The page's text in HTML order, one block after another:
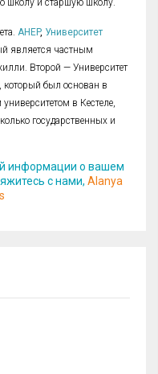
школу и старшую школу.
AHEP, Университет
является частным
Второй — Университет
, который был основан в
в Кестеле,
государственных и
информации о вашем
с нами, Alanya